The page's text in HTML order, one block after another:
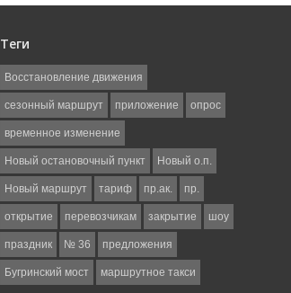
Теги
Восстановление движения
сезонный маршрут приложение опрос
временное изменение
Новый остановочный пункт Новый о.п.
Новый маршрут тариф пр.ак. пр.
открытие перевозчикам закрытие шоу
праздник № 36 предложения
Бугринский мост маршрутное такси